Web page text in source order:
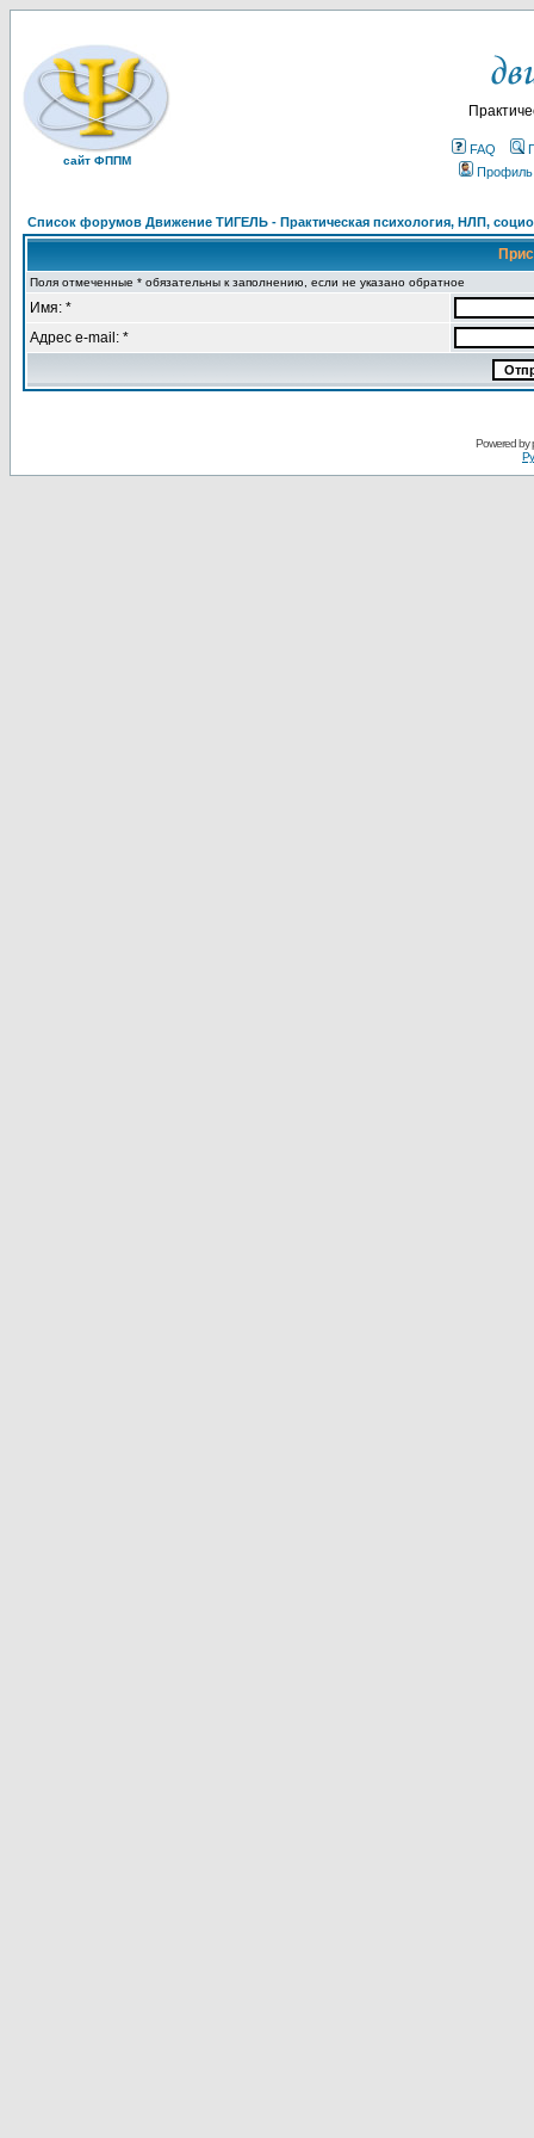
сайт ФППМ
FAQ
Профиль
Список форумов Движение ТИГЕЛЬ - Практическая психология, НЛП,
Поля отмеченные * обязательны к заполнению, если не указано обратное
Имя: *
Адрес e-mail: *
Powered by